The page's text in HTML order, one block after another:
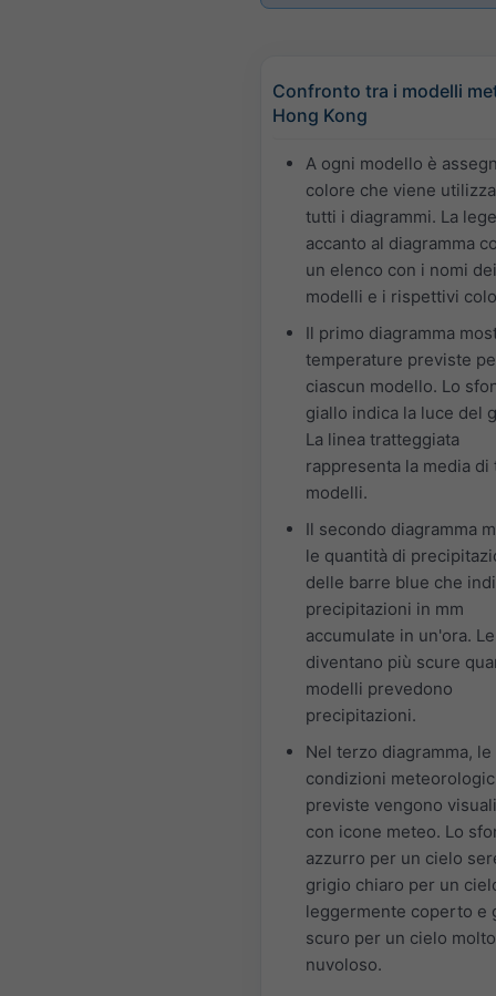
Confronto tra i modelli
Hong Kong
A ogni modello è
colore che viene
tutti i diagrammi. La
accanto al diagramma
un elenco con i nomi dei
modelli e i rispettivi
Il primo diagramma
temperature previste
ciascun modello. Lo
giallo indica la luce del
La linea tratteggiata
rappresenta la media di
modelli.
Il secondo diagramma
le quantità di
delle barre blue che
precipitazioni in mm
accumulate in un'ora.
diventano più scure
modelli prevedono
precipitazioni.
Nel terzo diagramma, le
condizioni
previste vengono
con icone meteo. Lo
azzurro per un cielo
grigio chiaro per un
leggermente coperto e
scuro per un cielo molto
nuvoloso.